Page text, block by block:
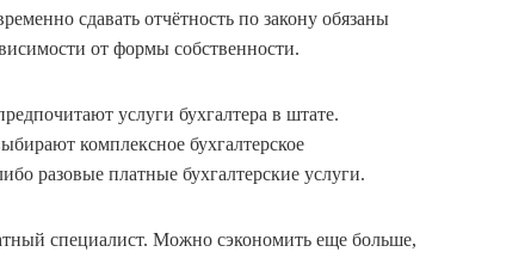
сдавать отчётность по закону обязаны
от формы собственности.
услуги бухгалтера в штате.
комплексное бухгалтерское
разовые платные бухгалтерские услуги.
специалист. Можно сэкономить еще больше,